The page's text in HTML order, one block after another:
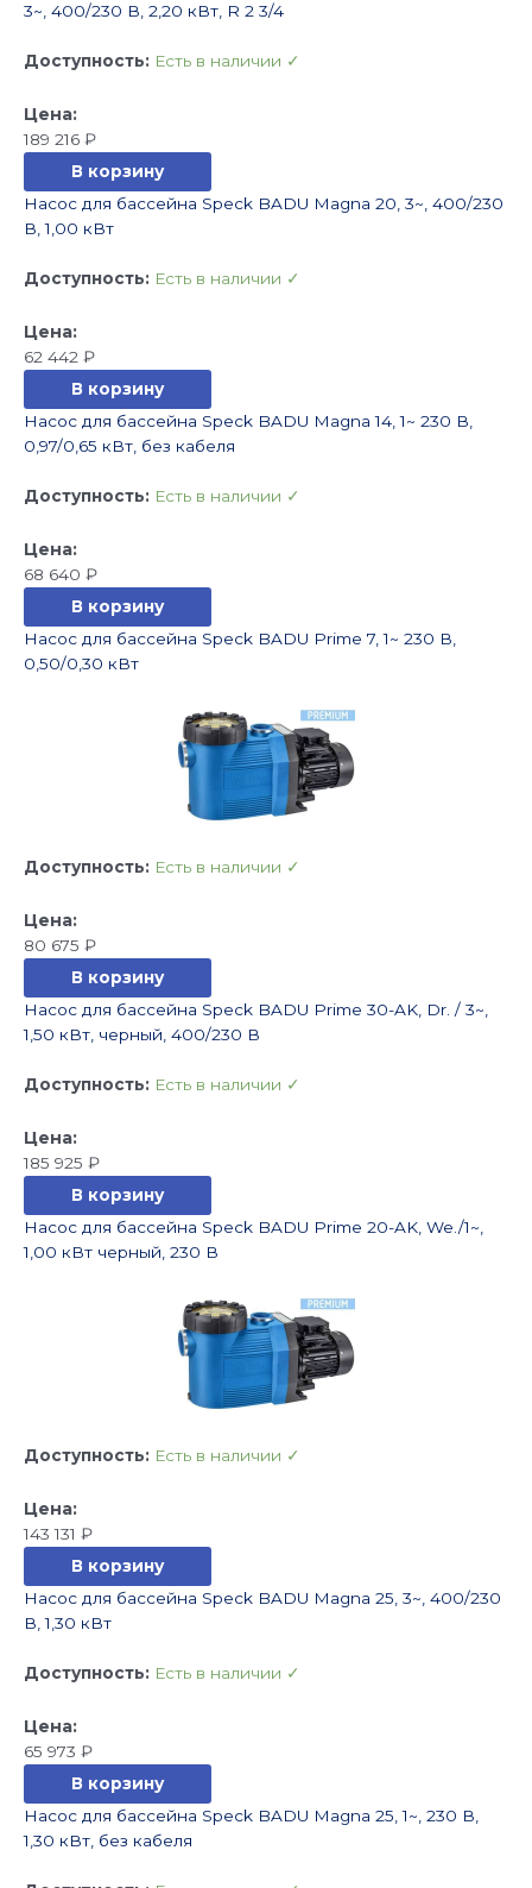
3~, 400/230 В, 2,20 кВт, R 2 3/4
Доступность: Есть в наличии ✓
189 216 ₽
В корзину
Насос для бассейна Speck BADU Magna 20, 3~, 400/230
В, 1,00 кВт
Доступность: Есть в наличии ✓
62 442 ₽
В корзину
Насос для бассейна Speck BADU Magna 14, 1~ 230 В,
0,97/0,65 кВт, без кабеля
Доступность: Есть в наличии ✓
68 640 ₽
В корзину
Насос для бассейна Speck BADU Prime 7, 1~ 230 В,
0,50/0,30 кВт
Доступность: Есть в наличии ✓
80 675 ₽
В корзину
Насос для бассейна Speck BADU Prime 30-AK, Dr. / 3~,
1,50 кВт, черный, 400/230 В
Доступность: Есть в наличии ✓
185 925 ₽
В корзину
Насос для бассейна Speck BADU Prime 20-AK, We./1~,
1,00 кВт черный, 230 В
Доступность: Есть в наличии ✓
143 131 ₽
В корзину
Насос для бассейна Speck BADU Magna 25, 3~, 400/230
В, 1,30 кВт
Доступность: Есть в наличии ✓
65 973 ₽
В корзину
Насос для бассейна Speck BADU Magna 25, 1~, 230 В,
1,30 кВт, без кабеля